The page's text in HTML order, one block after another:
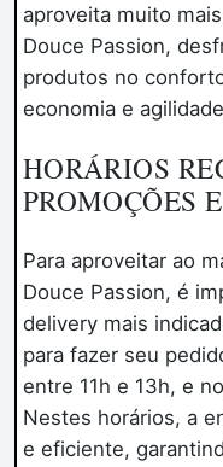
aproveita muito
Douce Passion,
produtos no
economia e
HORÁRIOS
PROMOÇÕES
Para aproveitar ao
Douce Passion, é
delivery mais
para fazer seu
entre 11h e 13h, e
Nestes horários, a
e eficiente,